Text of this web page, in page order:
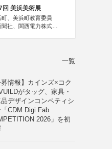
回 美浜美術展
町、美浜町教育委員
社、関西電力株式会
一覧
募情報】カインズ×コク
がタッグ、家具・
デザインコンペティシ
「CDM Digi Fab
2026」を初